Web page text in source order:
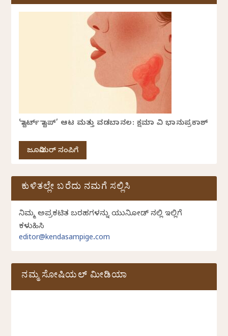
‘ಸ್ಟಾರ್ಟ್ ಸ್ಟಾಪ್’ ಆಟ ಮತ್ತು ವಡಬಾನಲ: ಕ್ಷಮಾ ವಿ ಭಾನುಪ್ರಕಾಶ್
ಜೂನಿಯರ್ ಸಂಪಿಗೆ
ಕುಳಿತಲ್ಲೇ ಬರೆದು ನಮಗೆ ಸಲ್ಲಿಸಿ
ನಿಮ್ಮ ಅಪ್ರಕಟಿತ ಬರಹಗಳನ್ನು ಯುನಿಕೋಡ್ ನಲ್ಲಿ ಇಲ್ಲಿಗೆ
ಕಳುಹಿಸಿ
editor@kendasampige.com
ನಮ್ಮ ಸೋಷಿಯಲ್‌ ಮೀಡಿಯಾ